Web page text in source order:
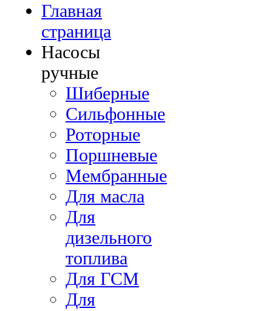
Главная
страница
Насосы
ручные
Шиберные
Сильфонные
Роторные
Поршневые
Мембранные
Для масла
Для
дизельного
топлива
Для ГСМ
Для